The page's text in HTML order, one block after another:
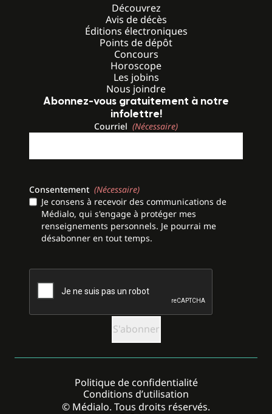
Découvrez
Avis de décès
Éditions électroniques
Points de dépôt
Concours
Horoscope
Les jobins
Nous joindre
Abonnez-vous gratuitement à notre
infolettre!
Courriel (Nécessaire)
Consentement (Nécessaire)
Je consens à recevoir des communications de
Médialo, qui s'engage à protéger mes
renseignements personnels. Je pourrai me
désabonner en tout temps.
CAPTCHA
© Médialo. Tous droits réservés.
Politique de confidentialité
Conditions d’utilisation